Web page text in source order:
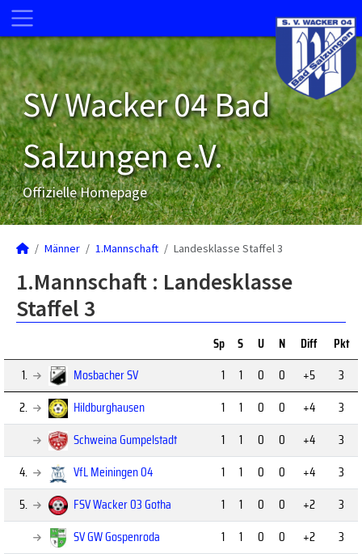
SV Wacker 04 Bad
Salzungen e.V.
Offizielle Homepage
Männer 1.Mannschaft Landesklasse Staffel 3
1.Mannschaft : Landesklasse
Staffel 3
Sp S U N Diff
Pkt
1.
Mosbacher SV 1 1 0 0 +5
3
2.
Hildburghausen 1 1 0 0 +4
3
Schweina Gumpelstadt
1 1 0 0 +4
3
4.
VfL Meiningen 04 1 1 0 0 +4
3
5.
FSV Wacker 03 Gotha 1 1 0 0 +2
3
SV GW Gospenroda
1 1 0 0 +2
3